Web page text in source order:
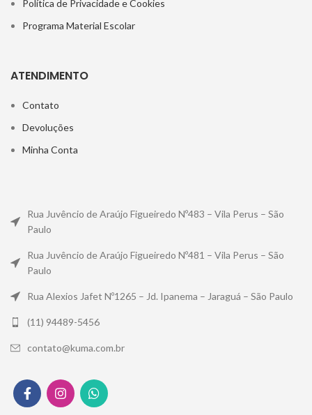
Política de Privacidade e Cookies
Programa Material Escolar
ATENDIMENTO
Contato
Devoluções
Minha Conta
Rua Juvêncio de Araújo Figueiredo Nº483 – Vila Perus – São
Paulo
Rua Juvêncio de Araújo Figueiredo Nº481 – Vila Perus – São
Paulo
Rua Alexios Jafet Nº1265 – Jd. Ipanema – Jaraguá – São Paulo
(11) 94489-5456
contato@kuma.com.br